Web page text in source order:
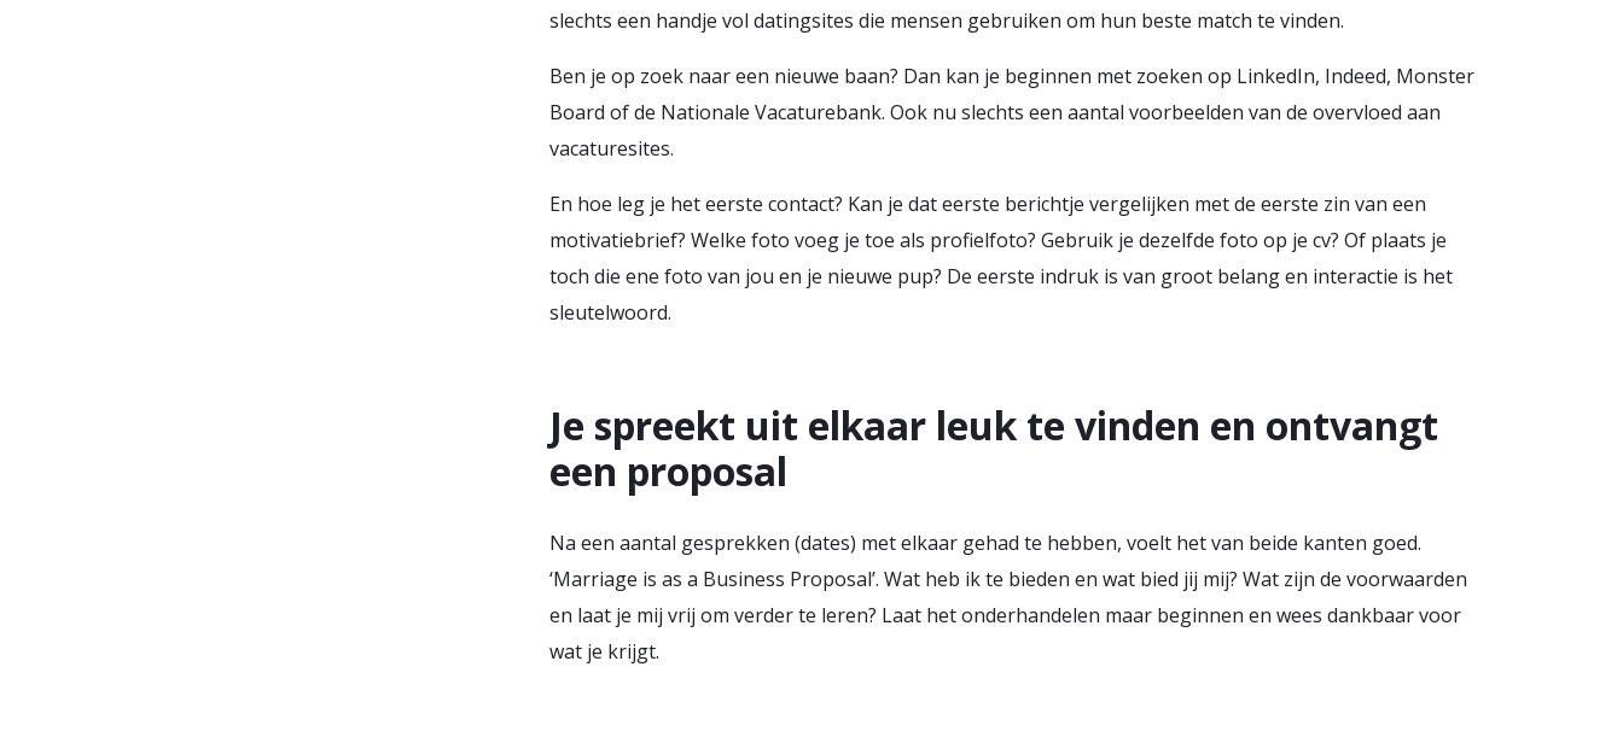
slechts een handje vol datingsites die mensen gebruiken om hun beste match te vinden.
Ben je op zoek naar een nieuwe baan? Dan kan je beginnen met zoeken op LinkedIn, Indeed, Monster
Board of de Nationale Vacaturebank. Ook nu slechts een aantal voorbeelden van de overvloed aan
vacaturesites.
En hoe leg je het eerste contact? Kan je dat eerste berichtje vergelijken met de eerste zin van een
motivatiebrief? Welke foto voeg je toe als profielfoto? Gebruik je dezelfde foto op je cv? Of plaats je
toch die ene foto van jou en je nieuwe pup? De eerste indruk is van groot belang en interactie is het
sleutelwoord.
Je spreekt uit elkaar leuk te vinden en ontvangt
een proposal
Na een aantal gesprekken (dates) met elkaar gehad te hebben, voelt het van beide kanten goed.
‘Marriage is as a Business Proposal’. Wat heb ik te bieden en wat bied jij mij? Wat zijn de voorwaarden
en laat je mij vrij om verder te leren? Laat het onderhandelen maar beginnen en wees dankbaar voor
wat je krijgt.